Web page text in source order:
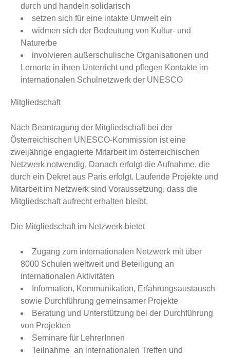
durch und handeln solidarisch
setzen sich für eine intakte Umwelt ein
widmen sich der Bedeutung von Kultur- und
Naturerbe
involvieren außerschulische Organisationen und
Lernorte in ihren Unterricht und pflegen Kontakte im
internationalen Schulnetzwerk der UNESCO
Mitgliedschaft
Nach Beantragung der Mitgliedschaft bei der
Österreichischen UNESCO-Kommission ist eine
zweijährige engagierte Mitarbeit im österreichischen
Netzwerk notwendig. Danach erfolgt die Aufnahme, die
durch ein Dekret aus Paris erfolgt. Laufende Projekte und
Mitarbeit im Netzwerk sind Voraussetzung, dass die
Mitgliedschaft aufrecht erhalten bleibt.
Die Mitgliedschaft im Netzwerk bietet
Zugang zum internationalen Netzwerk mit über
8000 Schulen weltweit und Beteiligung an
internationalen Aktivitäten
Information, Kommunikation, Erfahrungsaustausch
sowie Durchführung gemeinsamer Projekte
Beratung und Unterstützung bei der Durchführung
von Projekten
Seminare für LehrerInnen
Teilnahme an internationalen Treffen und